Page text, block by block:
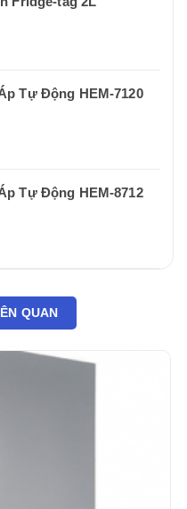
Tự Động HEM-7120
Tự Động HEM-8712
QUAN